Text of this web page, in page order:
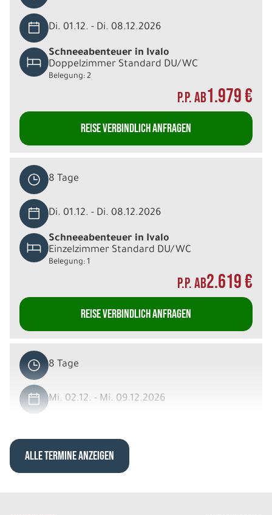
Di. 01.12. - Di. 08.12.2026
Schneeabenteuer in Ivalo
Doppelzimmer Standard DU/WC
Belegung: 2
P.P. AB1.979 €
REISE VERBINDLICH ANFRAGEN
8 Tage
Di. 01.12. - Di. 08.12.2026
Schneeabenteuer in Ivalo
Einzelzimmer Standard DU/WC
Belegung: 1
P.P. AB2.619 €
REISE VERBINDLICH ANFRAGEN
8 Tage
Mi. 02.12. - Mi. 09.12.2026
ALLE TERMINE ANZEIGEN